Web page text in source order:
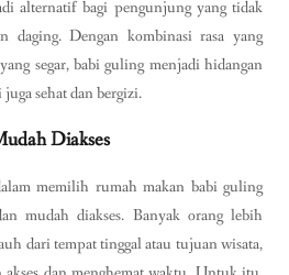
alternatif bagi pengunjung yang tidak
daging. Dengan kombinasi rasa yang
segar, babi guling menjadi hidangan
sehat dan bergizi.
Diakses
memilih rumah makan babi guling
mudah diakses. Banyak orang lebih
dari tempat tinggal atau tujuan wisata,